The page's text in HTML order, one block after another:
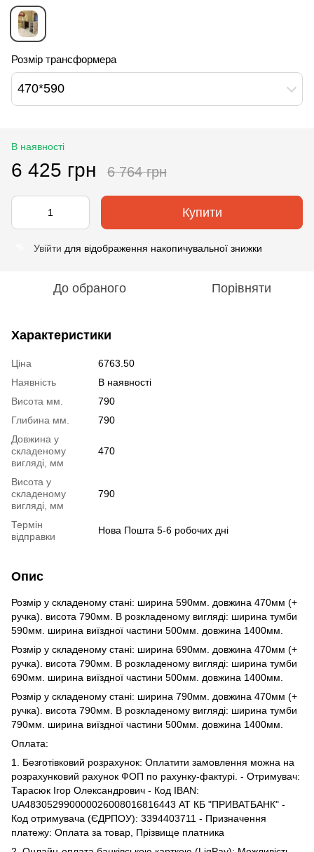
Розмір трансформера
470*590
В наявності
6 425 грн 6 764 грн
Купити
Увійти для відображення накопичувальної знижки
До обраного Порівняти
Характеристики
Ціна
6763.50
Наявність
В наявності
Висота мм.
790
Глибина мм.
790
Довжина у
складеному
вигляді, мм
470
Висота у
складеному
вигляді, мм
790
Термін
відправки
Нова Пошта 5-6 робочих дні
Опис
Розмір у складеному стані: ширина 590мм. довжина 470мм (+
ручка). висота 790мм. В розкладеному вигляді: ширина тумби
590мм. ширина виїздної частини 500мм. довжина 1400мм.
Розмір у складеному стані: ширина 690мм. довжина 470мм (+
ручка). висота 790мм. В розкладеному вигляді: ширина тумби
690мм. ширина виїздної частини 500мм. довжина 1400мм.
Розмір у складеному стані: ширина 790мм. довжина 470мм (+
ручка). висота 790мм. В розкладеному вигляді: ширина тумби
790мм. ширина виїздної частини 500мм. довжина 1400мм.
Оплата:
1. Безготівковий розрахунок: Оплатити замовлення можна на
розрахунковий рахунок ФОП по рахунку-фактурі. - Отримувач:
Тарасюк Ігор Олександрович - Код IBAN:
UA483052990000026008016816443 АТ КБ "ПРИВАТБАНК" -
Код отримувача (ЄДРПОУ): 3394403711 - Призначення
платежу: Оплата за товар, Прізвище платника